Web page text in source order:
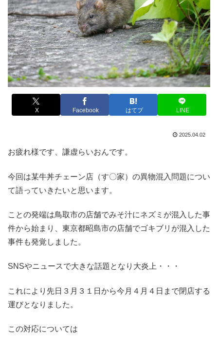
X Facebook はてブ LINE
2025.04.02
お疲れ様です、謙虚らいおんです。
今回は某牛丼チェーン店（す〇家）の異物混入問題につい
て語っていきたいと思います。
ことの発端は鳥取市の店舗でみそ汁にネズミが混入した事
件から始まり、東京都昭島市の店舗でゴキブリが混入した
事件も発覚しました。
SNSやニュースで大きな話題となり大炎上・・・
これにより先日３月３１日から今月４月４日まで閉店する
運びとなりました。
この対応については